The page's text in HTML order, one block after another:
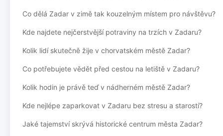
Co dělá Zadar v zimě tak kouzelným místem pro návštěvu?
Kde najdete nejčerstvější potraviny na trzích v Zadaru?
Kolik lidí skutečně žije v chorvatském městě Zadar?
Co potřebujete vědět před cestou na letiště v Zadaru?
Kolik hodin je právě teď v nádherném městě Zadar?
Kde nejlépe zaparkovat v Zadaru bez stresu a starostí?
Jaké tajemství skrývá historické centrum města Zadar?